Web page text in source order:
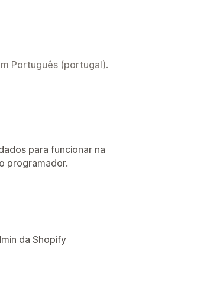
Português (portugal).
para funcionar na
programador.
da Shopify